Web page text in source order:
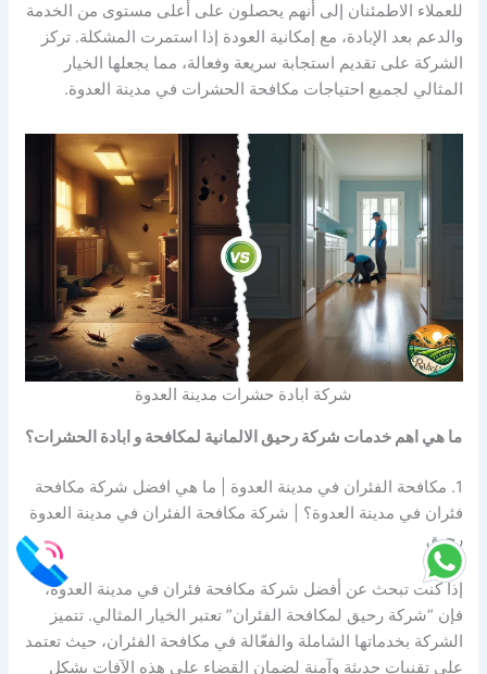
للعملاء الاطمئنان إلى أنهم يحصلون على أعلى مستوى من الخدمة
والدعم بعد الإبادة، مع إمكانية العودة إذا استمرت المشكلة. تركز
الشركة على تقديم استجابة سريعة وفعالة، مما يجعلها الخيار
المثالي لجميع احتياجات مكافحة الحشرات في مدينة العدوة.
شركة ابادة حشرات مدينة العدوة
ما هي اهم خدمات شركة رحيق الالمانية لمكافحة و ابادة الحشرات؟
1. مكافحة الفئران في مدينة العدوة | ما هي افضل شركة مكافحة
فئران في مدينة العدوة؟ | شركة مكافحة الفئران في مدينة العدوة
رحيق
إذا كنت تبحث عن أفضل شركة مكافحة فئران في مدينة العدوة،
فإن “شركة رحيق لمكافحة الفئران” تعتبر الخيار المثالي. تتميز
الشركة بخدماتها الشاملة والفعّالة في مكافحة الفئران، حيث تعتمد
على تقنيات حديثة وآمنة لضمان القضاء على هذه الآفات بشكل